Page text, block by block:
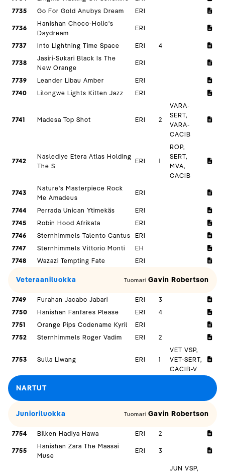
7735
Go For Gold Anubys Dream ERI
7736
Hanishan Choco-Holic's
Daydream
ERI
7737 Into Lightning Time Space ERI 4
7738
Jasiri-Sukari Black Is The
New Orange
ERI
7739 Leander Libau Amber
ERI
7740
Lilongwe Lights Kitten Jazz ERI
7741 Madesa Top Shot ERI 2
VARA-
SERT,
VARA-
CACIB
7742
Naslediye Etera Atlas Holding
The S
ERI 1
ROP,
SERT,
MVA,
CACIB
7743
Nature's Masterpiece Rock
Me Amadeus
ERI
7744 Perrada Unican Ytimekäs
ERI
7745
Robin Hood Afrikata
ERI
7746
Sternhimmels Talento Cantus
ERI
7747
Sternhimmels Vittorio Monti
EH
7748
Wazazi Tempting Fate ERI
Veteraaniluokka Tuomari Gavin Robertson
7749 Furahan Jacabo Jabari ERI
3
7750
Hanishan Fanfares Please ERI
4
7751
Orange Pips Codename Kyril
ERI
7752
Sternhimmels Roger Vadim ERI 2
7753 Sulla Liwang ERI 1
VET VSP,
VET-SERT,
CACIB-V
NARTUT
Junioriluokka Tuomari Gavin Robertson
7754 Bilken Hadiya Hawa ERI 2
7755
Hanishan Zara The Maasai
Muse
ERI 3
JUN VSP,